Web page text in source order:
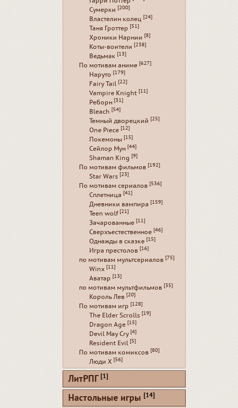
Сумерки [200]
Властелин колец [24]
Таня Гроттер [51]
Хроники Нарнии [8]
Коты-воители [238]
Ведьмак [13]
По мотивам аниме [627]
Наруто [179]
Fairy Tail [22]
Vampire Knight [11]
Реборн [31]
Bleach [54]
Темный дворецкий [25]
One Piece [12]
Покемоны [15]
Сейлор Мун [44]
Shaman King [9]
По мотивам фильмов [192]
Star Wars [23]
По мотивам сериалов [536]
Сплетница [41]
Дневники вампира [159]
Teen wolf [21]
Зачарованные [11]
Сверхъестественное [46]
Однажды в сказке [15]
Игра престолов [16]
по мотивам мультсериалов [75]
Winx [11]
Аватар [13]
по мотивам мультфильмов [35]
Король Лев [20]
По мотивам игр [128]
The Elder Scrolls [19]
Dragon Age [15]
Devil May Cry [4]
Resident Evil [5]
По мотивам комиксов [80]
Люди Х [56]
ЛитРПГ [1]
Настольные игры [14]